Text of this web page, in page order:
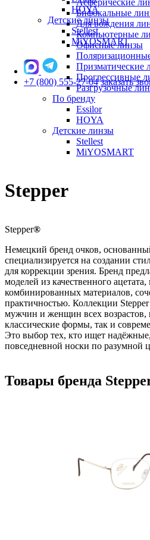
Асферические
Бифокальные
Для вождения
Компьютерные
Офисные линзы
Призматические
Прогрессивные
Разгрузочные
По бренду
Essilor
HOYA
Детские линзы
Stellest
MiYOSMART
HOYA
Детские линзы
Stellest
MiYOSMART
+7 (800) 555-27-04 заказать
Stepper
Stepper®
Немецкий бренд очков,
специализируется на создании
для коррекции зрения. Бренд
моделей из качественного ацетата,
комбинированных материалов,
практичностью. Коллекции
мужчин и женщин всех возрастов,
классические формы, так и
Это выбор тех, кто ищет
повседневной носки по разумной
Товары бренда